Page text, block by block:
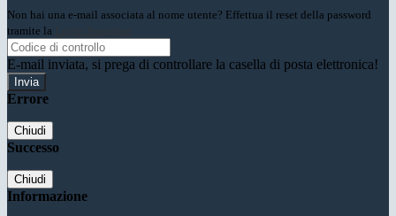
Non hai una e-mail associata al nome utente? Effettua il reset della password
tramite la
E-mail inviata, si prega di controllare la casella di posta elettronica!
Errore
Chiudi
Successo
Chiudi
Informazione